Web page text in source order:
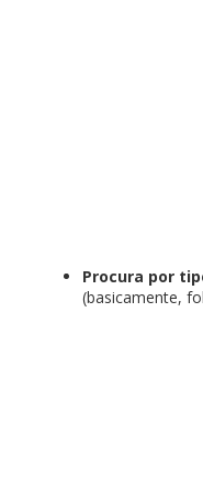
Procura por
(basicamente,